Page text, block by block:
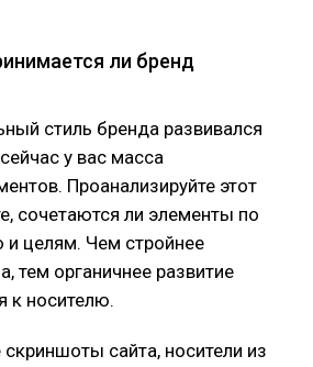
ли бренд
стиль бренда развивался
у вас масса
Проанализируйте этот
сочетаются ли элементы по
и целям. Чем стройнее
тем органичнее развитие
к носителю.
скриншоты сайта, носители из